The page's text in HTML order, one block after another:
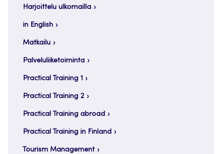
Harjoittelu ulkomailla
in English
Matkailu
Palveluliiketoiminta
Practical Training 1
Practical Training 2
Practical Training abroad
Practical Training in Finland
Tourism Management